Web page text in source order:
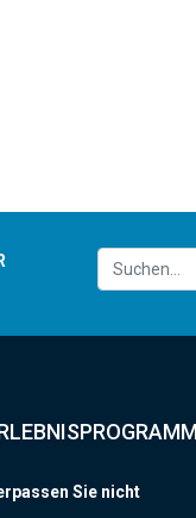
Sie nicht